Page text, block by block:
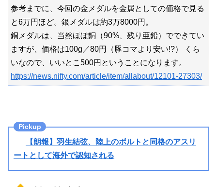
参考までに、今回の金メダルを金属としての価格で見る
と6万円ほど。銀メダルは約3万8000円。
銅メダルは、当然ほぼ銅（90%、残り亜鉛）でできてい
ますが、価格は100g／80円（豚コマより安い!?） くら
いなので、いいとこ500円ということになります。
https://news.nifty.com/article/item/allabout/12101-27303/
【朗報】羽生結弦、陸上のボルトと同格のアスリ
ートとして海外で認知される